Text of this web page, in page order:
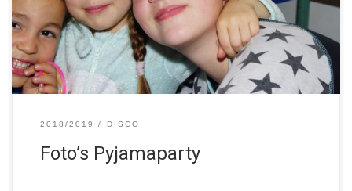
vermaakt, dansend in hun pyjama. Bekijk hieronder een kleine
selectie. Het hele album vind je op facebook.
2018/2019 DISCO
Foto’s Pyjamaparty